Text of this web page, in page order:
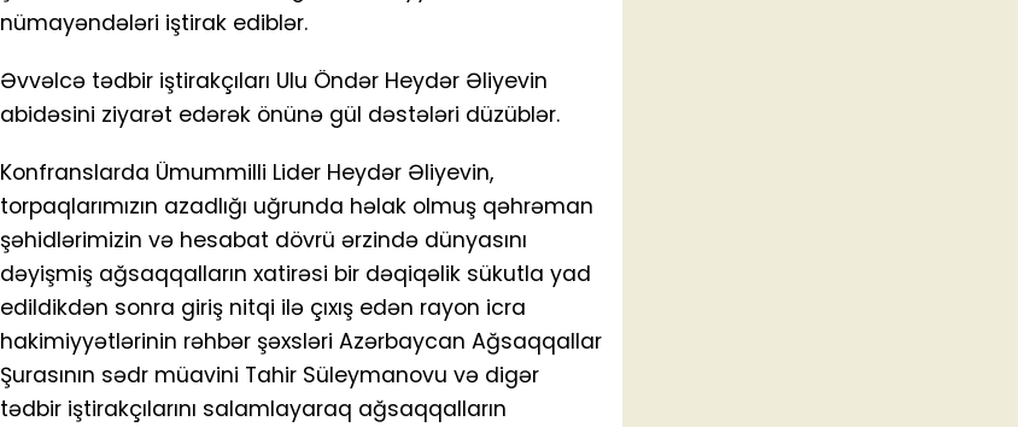
nümayəndələri iştirak ediblər.
Əvvəlcə tədbir iştirakçıları Ulu Öndər Heydər Əliyevin
abidəsini ziyarət edərək önünə gül dəstələri düzüblər.
Konfranslarda Ümummilli Lider Heydər Əliyevin,
torpaqlarımızın azadlığı uğrunda həlak olmuş qəhrəman
şəhidlərimizin və hesabat dövrü ərzində dünyasını
dəyişmiş ağsaqqalların xatirəsi bir dəqiqəlik sükutla yad
edildikdən sonra giriş nitqi ilə çıxış edən rayon icra
hakimiyyətlərinin rəhbər şəxsləri Azərbaycan Ağsaqqallar
Şurasının sədr müavini Tahir Süleymanovu və digər
tədbir iştirakçılarını salamlayaraq ağsaqqalların